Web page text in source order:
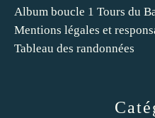
Album boucle 1 Tours du
Mentions légales et
Tableau des randonnées